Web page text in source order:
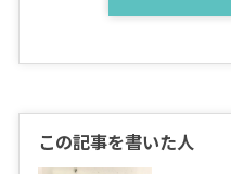
この記事を書いた人